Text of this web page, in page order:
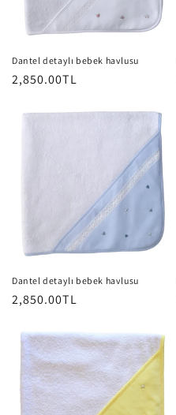
n
:
Dantel detaylı bebek havlusu
Normal
2,850.00TL
Dantel detaylı bebek havlusu
Normal
2,850.00TL